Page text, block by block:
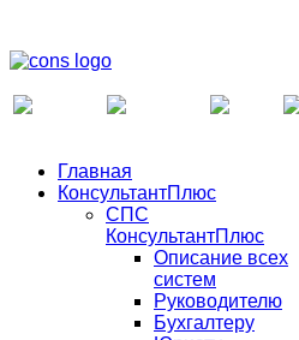
Главная
КонсультантПлюс
СПС
КонсультантПлюс
Описание всех
систем
Руководителю
Бухгалтеру